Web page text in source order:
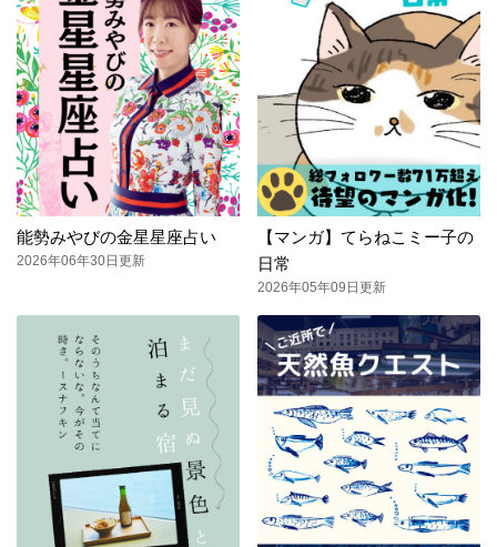
能勢みやびの金星星座占い
2026年06年30日更新
【マンガ】てらねこミー子の
日常
2026年05年09日更新